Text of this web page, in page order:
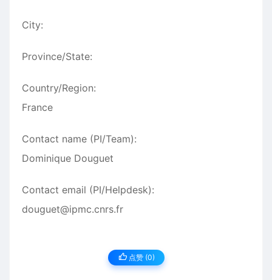
City:
Province/State:
Country/Region:
France
Contact name (PI/Team):
Dominique Douguet
Contact email (PI/Helpdesk):
douguet@ipmc.cnrs.fr
点赞 (0)